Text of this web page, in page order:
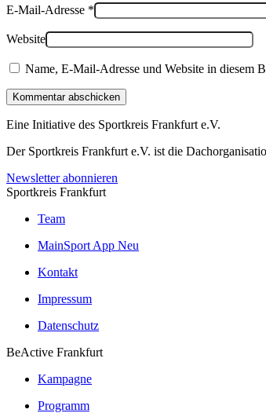
E-Mail-Adresse *
Website
Name, E-Mail-Adresse und Website in diesem
Kommentar abschicken
Eine Initiative des Sportkreis Frankfurt e.V.
Der Sportkreis Frankfurt e.V. ist die
Newsletter abonnieren
Sportkreis Frankfurt
Team
MainSport App Neu
Kontakt
Impressum
Datenschutz
BeActive Frankfurt
Kampagne
Programm